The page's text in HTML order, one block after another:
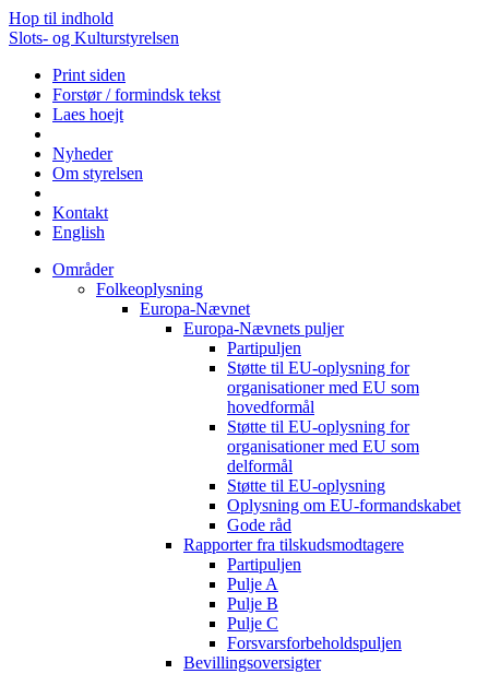
Hop til indhold
Slots- og Kulturstyrelsen
Print siden
Forstør / formindsk tekst
Laes hoejt
Nyheder
Om styrelsen
Kontakt
English
Områder
Folkeoplysning
Europa-Nævnet
Europa-Nævnets puljer
Partipuljen
Støtte til EU-oplysning for
organisationer med EU som
hovedformål
Støtte til EU-oplysning for
organisationer med EU som
delformål
Støtte til EU-oplysning
Oplysning om EU-formandskabet
Gode råd
Rapporter fra tilskudsmodtagere
Partipuljen
Pulje A
Pulje B
Pulje C
Forsvarsforbeholdspuljen
Bevillingsoversigter